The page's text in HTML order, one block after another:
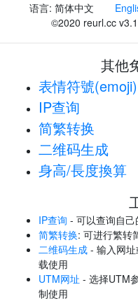
语言: 简体中文
©2020 reurl.cc
其他
表情符號(emoji)
IP查询
简繁转换
二维码生成
身高/長度換算
IP查询 - 可以查询自
简繁转换: 可进行繁转
二维码生成 - 输入网
载使用
UTM网址 - 选择UTM
制使用